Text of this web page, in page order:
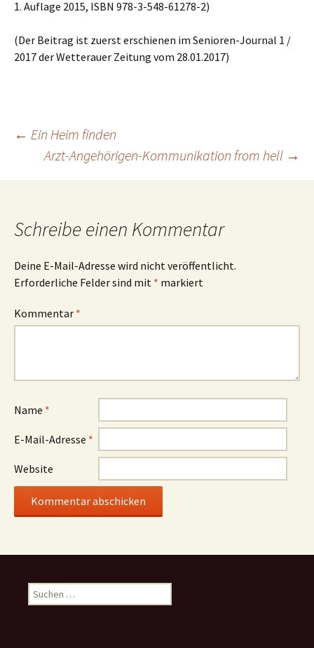
1. Auflage 2015, ISBN 978-3-548-61278-2)
(Der Beitrag ist zuerst erschienen im Senioren-Journal 1 /
2017 der Wetterauer Zeitung vom 28.01.2017)
Beitragsnavigation
← Ein Heim finden
Arzt-Angehörigen-Kommunikation from hell →
Schreibe einen Kommentar
Deine E-Mail-Adresse wird nicht veröffentlicht.
Erforderliche Felder sind mit * markiert
Kommentar *
Name *
E-Mail-Adresse *
Website
Suchen
nach: